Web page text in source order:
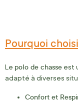
Pourquoi
Le polo de chasse est
adapté à diverses
Confort et